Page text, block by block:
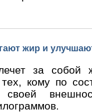
жир и
за собой
кому по